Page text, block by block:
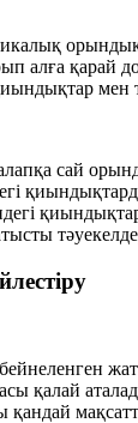
алға қарай
мен
сай
бейнеленген
қалай
қандай